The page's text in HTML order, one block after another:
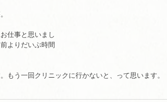
査＆治療。
仕事と思いまし
よりだいぶ時間
もう一回クリニックに行かないと、って思います。